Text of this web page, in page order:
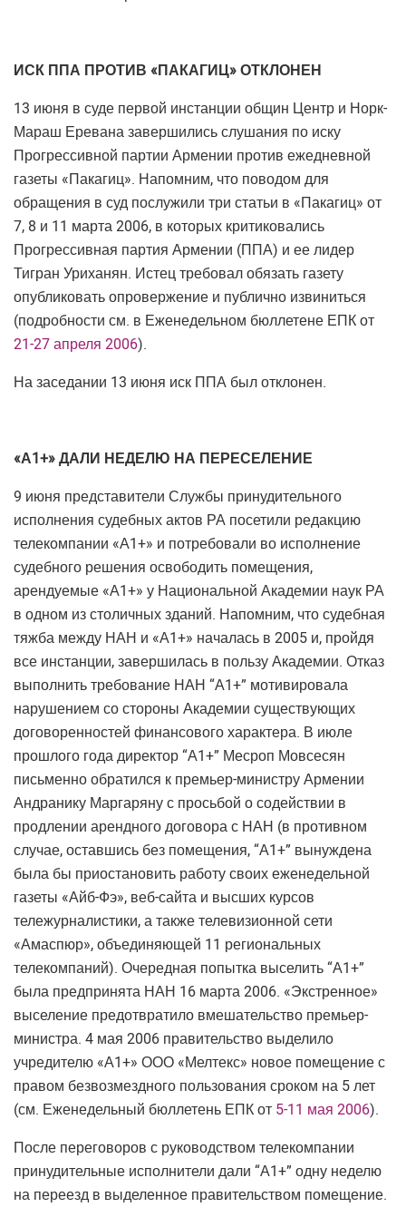
ИСК ППА ПРОТИВ «ПАКАГИЦ» ОТКЛОНЕН
13 июня в суде первой инстанции общин Центр и Норк-
Мараш Еревана завершились слушания по иску
Прогрессивной партии Армении против ежедневной
газеты «Пакагиц». Напомним, что поводом для
обращения в суд послужили три статьи в «Пакагиц» от
7, 8 и 11 марта 2006, в которых критиковались
Прогрессивная партия Армении (ППА) и ее лидер
Тигран Уриханян. Истец требовал обязать газету
опубликовать опровержение и публично извиниться
(подробности см. в Еженедельном бюллетене ЕПК от
21-27 апреля 2006).
На заседании 13 июня иск ППА был отклонен.
«А1+» ДАЛИ НЕДЕЛЮ НА ПЕРЕСЕЛЕНИЕ
9 июня представители Службы принудительного
исполнения судебных актов РА посетили редакцию
телекомпании «А1+» и потребовали во исполнение
судебного решения освободить помещения,
арендуемые «А1+» у Национальной Академии наук РА
в одном из столичных зданий. Напомним, что судебная
тяжба между НАН и «А1+» началась в 2005 и, пройдя
все инстанции, завершилась в пользу Академии. Отказ
выполнить требование НАН “А1+” мотивировала
нарушением со стороны Академии существующих
договоренностей финансового характера. В июле
прошлого года директор “А1+” Месроп Мовсесян
письменно обратился к премьер-министру Армении
Андранику Маргаряну с просьбой о содействии в
продлении арендного договора с НАН (в противном
случае, оставшись без помещения, “А1+” вынуждена
была бы приостановить работу своих еженедельной
газеты «Айб-Фэ», веб-сайта и высших курсов
тележурналистики, а также телевизионной сети
«Амаспюр», объединяющей 11 региональных
телекомпаний). Очередная попытка выселить “А1+”
была предпринята НАН 16 марта 2006. «Экстренное»
выселение предотвратило вмешательство премьер-
министра. 4 мая 2006 правительство выделило
учредителю «А1+» ООО «Мелтекс» новое помещение с
правом безвозмездного пользования сроком на 5 лет
(см. Еженедельный бюллетень ЕПК от 5-11 мая 2006).
После переговоров с руководством телекомпании
принудительные исполнители дали “А1+” одну неделю
на переезд в выделенное правительством помещение.